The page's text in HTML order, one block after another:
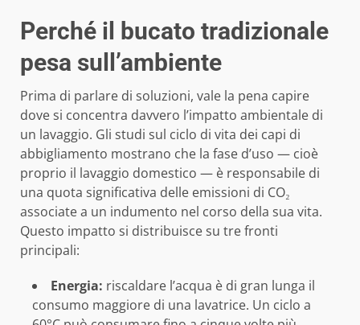
Perché il bucato tradizionale
pesa sull’ambiente
Prima di parlare di soluzioni, vale la pena capire
dove si concentra davvero l’impatto ambientale di
un lavaggio. Gli studi sul ciclo di vita dei capi di
abbigliamento mostrano che la fase d’uso — cioè
proprio il lavaggio domestico — è responsabile di
una quota significativa delle emissioni di CO₂
associate a un indumento nel corso della sua vita.
Questo impatto si distribuisce su tre fronti
principali:
Energia: riscaldare l’acqua è di gran lunga il
consumo maggiore di una lavatrice. Un ciclo a